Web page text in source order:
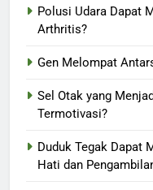
Polusi Udara Dapat
Arthritis?
Gen Melompat
Sel Otak yang
Termotivasi?
Duduk Tegak Dapat
Hati dan